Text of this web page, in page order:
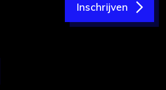
Inschrijven